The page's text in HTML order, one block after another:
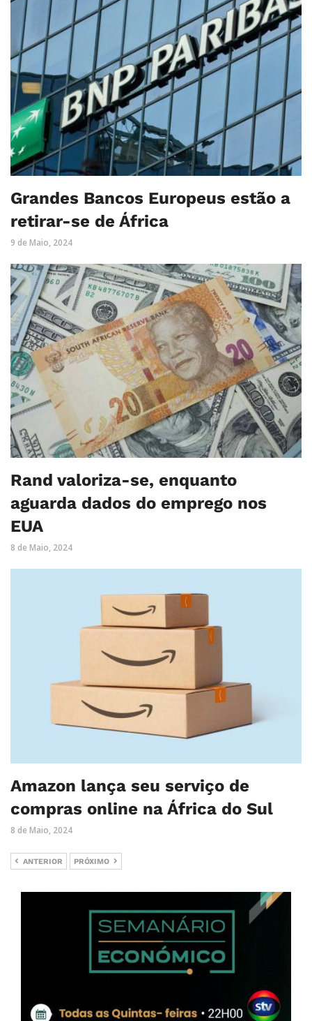
Grandes Bancos Europeus estão a
retirar-se de África
9 de Maio, 2024
Rand valoriza-se, enquanto
aguarda dados do emprego nos
EUA
8 de Maio, 2024
Amazon lança seu serviço de
compras online na África do Sul
8 de Maio, 2024
ANTERIOR PRÓXIMO